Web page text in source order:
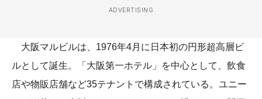
ADVERTISING
大阪マルビルは、1976年4月に日本初の円形超高層ビ
ルとして誕生。「大阪第一ホテル」を中心として、飲食
店や物販店舗など35テナントで構成されている。ユニー